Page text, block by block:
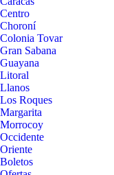
Centro
Choroní
Colonia Tovar
Gran Sabana
Guayana
Litoral
Llanos
Los Roques
Margarita
Morrocoy
Occidente
Oriente
Boletos